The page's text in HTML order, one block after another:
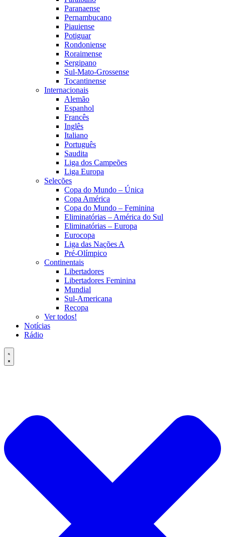
Paranaense
Pernambucano
Piauiense
Potiguar
Rondoniense
Roraimense
Sergipano
Sul-Mato-Grossense
Tocantinense
Internacionais
Alemão
Espanhol
Francês
Inglês
Italiano
Português
Saudita
Liga dos Campeões
Liga Europa
Seleções
Copa do Mundo – Única
Copa América
Copa do Mundo – Feminina
Eliminatórias – América do Sul
Eliminatórias – Europa
Eurocopa
Liga das Nações A
Pré-Olímpico
Continentais
Libertadores
Libertadores Feminina
Mundial
Sul-Americana
Recopa
Ver todos!
Notícias
Rádio